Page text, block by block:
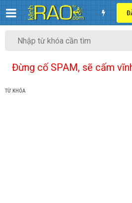
Đừng cố SPAM, sẽ cấm
TỪ KHÓA